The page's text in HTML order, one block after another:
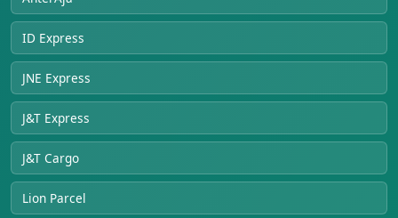
ID Express
JNE Express
J&T Express
J&T Cargo
Lion Parcel